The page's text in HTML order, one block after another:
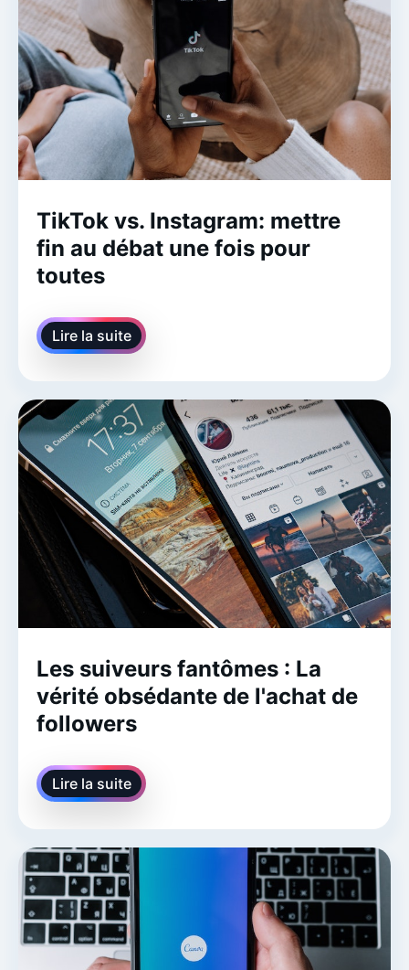
TikTok vs. Instagram: mettre
fin au débat une fois pour
toutes
Lire la suite
Les suiveurs fantômes : La
vérité obsédante de l'achat de
followers
Lire la suite